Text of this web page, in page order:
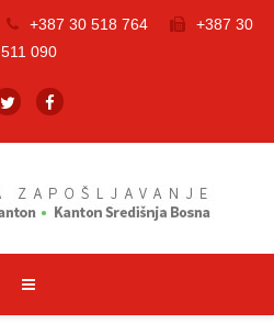
+387 30 518 764
+387 30
511 090